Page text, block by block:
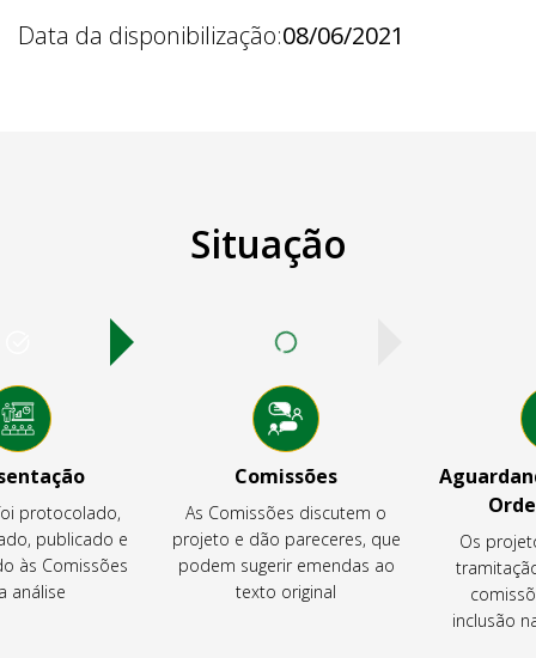
Data da disponibilização:08/06/2021
Situação
protocolado,
publicado e
às Comissões
análise
Comissões
As Comissões discutem o
projeto e dão pareceres, que
podem sugerir emendas ao
texto original
Os
inclusão